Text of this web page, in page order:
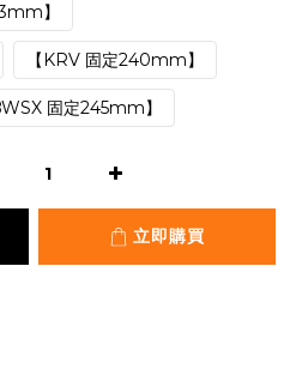
】
【KRV 固定240mm】
固定245mm】
立即購買